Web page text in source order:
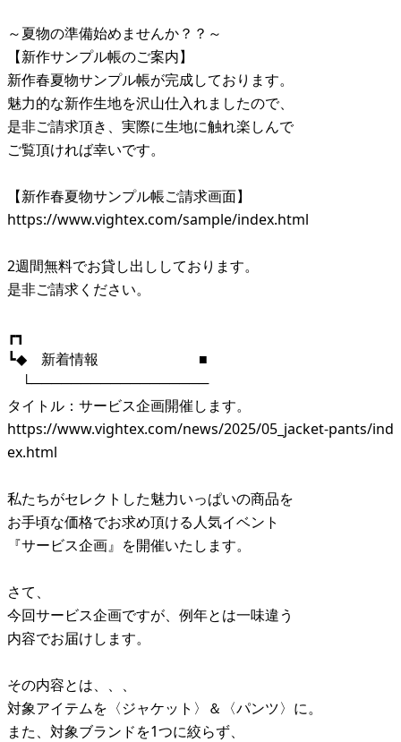
～夏物の準備始めませんか？？～
【新作サンプル帳のご案内】
新作春夏物サンプル帳が完成しております。
魅力的な新作生地を沢山仕入れましたので、
是非ご請求頂き、実際に生地に触れ楽しんで
ご覧頂ければ幸いです。
【新作春夏物サンプル帳ご請求画面】
https://www.vightex.com/sample/index.html
2週間無料でお貸し出ししております。
是非ご請求ください。
┏┓
┗◆ 新着情報 ■
└──────────────────
タイトル：サービス企画開催します。
https://www.vightex.com/news/2025/05_jacket-pants/ind
ex.html
私たちがセレクトした魅力いっぱいの商品を
お手頃な価格でお求め頂ける人気イベント
『サービス企画』を開催いたします。
さて、
今回サービス企画ですが、例年とは一味違う
内容でお届けします。
その内容とは、、、
対象アイテムを〈ジャケット〉＆〈パンツ〉に。
また、対象ブランドを1つに絞らず、